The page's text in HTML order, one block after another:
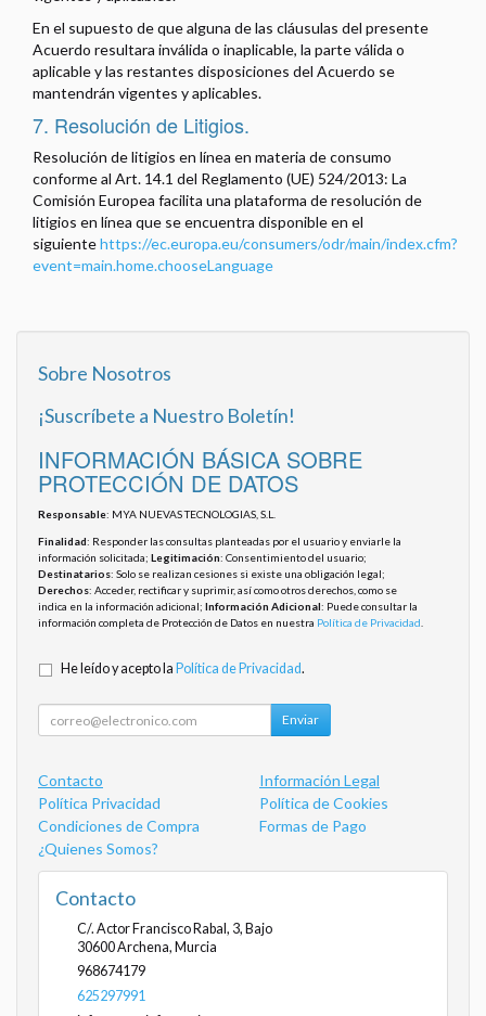
En el supuesto de que alguna de las cláusulas del presente
Acuerdo resultara inválida o inaplicable, la parte válida o
aplicable y las restantes disposiciones del Acuerdo se
mantendrán vigentes y aplicables.
7. Resolución de Litigios.
Resolución de litigios en línea en materia de consumo
conforme al Art. 14.1 del Reglamento (UE) 524/2013: La
Comisión Europea facilita una plataforma de resolución de
litigios en línea que se encuentra disponible en el
siguientehttps://ec.europa.eu/consumers/odr/main/index.cfm?
event=main.home.chooseLanguage
Sobre Nosotros
¡Suscríbete a Nuestro Boletín!
INFORMACIÓN BÁSICA SOBRE
PROTECCIÓN DE DATOS
Responsable: MYA NUEVAS TECNOLOGIAS, S.L.
Finalidad: Responder las consultas planteadas por el usuario y enviarle la
información solicitada; Legitimación: Consentimiento del usuario;
Destinatarios: Solo se realizan cesiones si existe una obligación legal;
Derechos: Acceder, rectificar y suprimir, así como otros derechos, como se
indica en la información adicional; Información Adicional: Puede consultar la
información completa de Protección de Datos en nuestra Política de Privacidad
He leído y acepto la Política de Privacidad.
Enviar
Contacto
Información Legal
Política Privacidad
Política de Cookies
Condiciones de Compra
Formas de Pago
¿Quienes Somos?
Contacto
C/. Actor Francisco Rabal, 3, Bajo
30600Archena, Murcia
968674179
625297991